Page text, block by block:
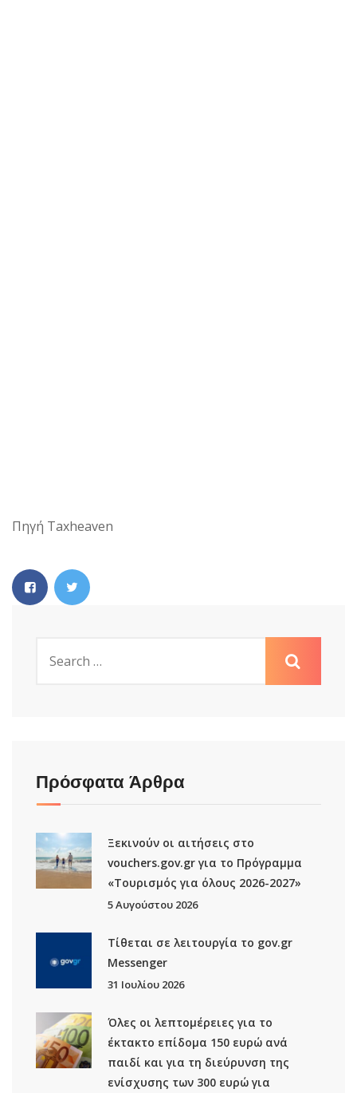
Πηγή Taxheaven
Πρόσφατα Άρθρα
Ξεκινούν οι αιτήσεις στο
vouchers.gov.gr για το Πρόγραμμα
«Τουρισμός για όλους 2026-2027»
5 Αυγούστου 2026
Τίθεται σε λειτουργία το gov.gr
Μessenger
31 Ιουλίου 2026
Όλες οι λεπτομέρειες για το
έκτακτο επίδομα 150 ευρώ ανά
παιδί και για τη διεύρυνση της
ενίσχυσης των 300 ευρώ για